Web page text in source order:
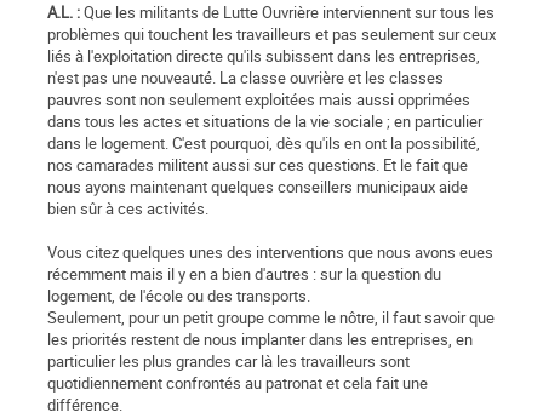
A.L. :Que les militants de Lutte Ouvrière interviennent sur tous les
problèmes qui touchent les travailleurs et pas seulement sur ceux
liés à l'exploitation directe qu'ils subissent dans les entreprises,
n'est pas une nouveauté. La classe ouvrière et les classes
pauvres sont non seulement exploitées mais aussi opprimées
dans tous les actes et situations de la vie sociale ; en particulier
dans le logement. C'est pourquoi, dès qu'ils en ont la possibilité,
nos camarades militent aussi sur ces questions. Et le fait que
nous ayons maintenant quelques conseillers municipaux aide
bien sûr à ces activités.
Vous citez quelques unes des interventions que nous avons eues
récemment mais il y en a bien d'autres : sur la question du
logement, de l'école ou des transports.
Seulement, pour un petit groupe comme le nôtre, il faut savoir que
les priorités restent de nous implanter dans les entreprises, en
particulier les plus grandes car là les travailleurs sont
quotidiennement confrontés au patronat et cela fait une
différence.